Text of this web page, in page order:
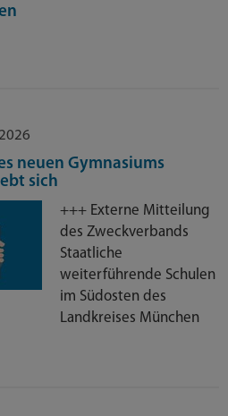
neuen Gymnasiums
sich
+++ Externe Mitteilung
des Zweckverbands
Staatliche
weiterführende Schulen
im Südosten des
Landkreises München